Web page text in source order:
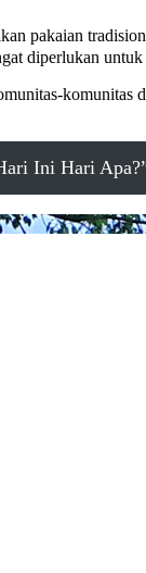
pakaian
diperlukan untuk
Ini Hari